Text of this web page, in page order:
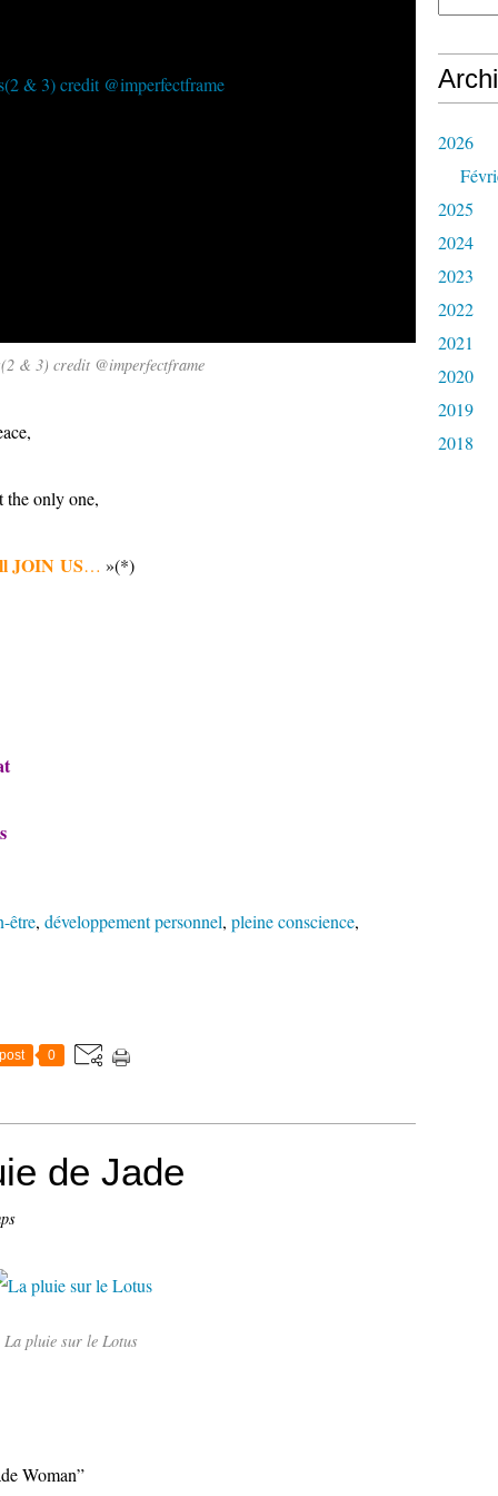
& 3) credit @imperfectframe
the only one,
JOIN US… »(*)
être, développement personnel, pleine conscience,
0
de Jade
La pluie sur le Lotus
Woman”
2026
2025
2024
2023
2022
2021
2020
2019
2018